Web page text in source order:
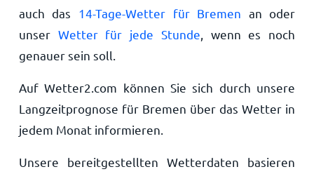
auch das 14-Tage-Wetter für Bremen an oder
unser Wetter für jede Stunde , wenn es noch
genauer sein soll.
Auf Wetter2.com können Sie sich durch unsere
Langzeitprognose für Bremen über das Wetter in
jedem Monat informieren.
Unsere bereitgestellten Wetterdaten basieren